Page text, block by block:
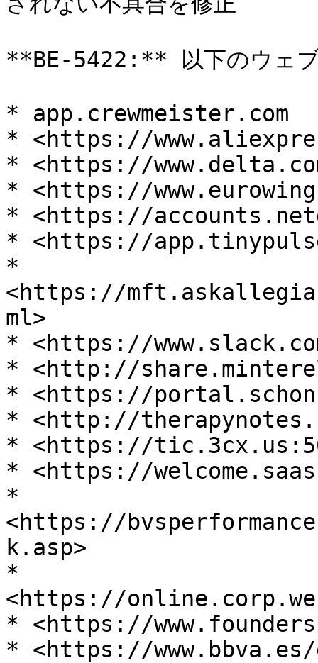
**BE-5422:** 以下のウェブ
* app.crewmeister.com
* <https://
* <https://
* <https://
* <https://
* <https://
*
<https://
ml>
* <https://
* <http://
* <https://
* <http://
* <https://
* <https://
*
<https://
k.asp>
*
<https://
* <https://
* <https://www.bbva.es/